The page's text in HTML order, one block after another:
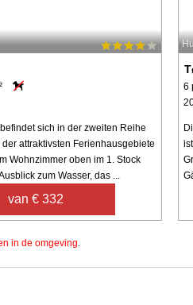
sich in der zweiten Reihe
attraktivsten Ferienhausgebiete
Wohnzimmer oben im 1. Stock
zum Wasser, das ...
van € 332
6
in de omgeving